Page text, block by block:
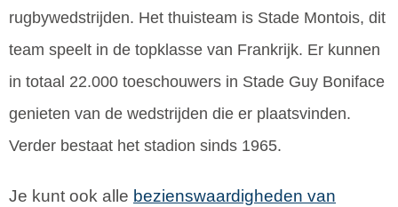
rugbywedstrijden. Het thuisteam is Stade Montois, dit
team speelt in de topklasse van Frankrijk. Er kunnen
in totaal 22.000 toeschouwers in Stade Guy Boniface
genieten van de wedstrijden die er plaatsvinden.
Verder bestaat het stadion sinds 1965.
Je kunt ook alle bezienswaardigheden van